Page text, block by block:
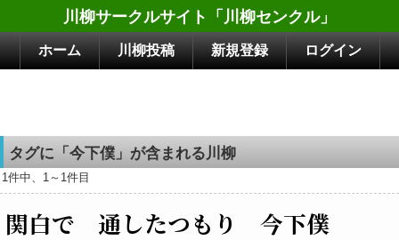
川柳サークルサイト「川柳センクル」
ホーム 川柳投稿 新規登録 ログイン
タグに「今下僕」が含まれる川柳
1件中、1～1件目
関白で 通したつもり 今下僕